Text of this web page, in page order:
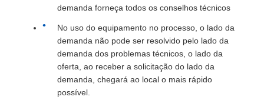
demanda forneça todos os conselhos técnicos
No uso do equipamento no processo, o lado da
demanda não pode ser resolvido pelo lado da
demanda dos problemas técnicos, o lado da
oferta, ao receber a solicitação do lado da
demanda, chegará ao local o mais rápido
possível.